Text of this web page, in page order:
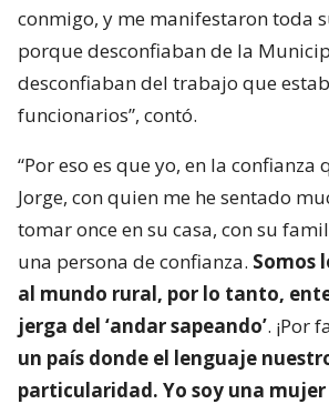
conmigo, y me manifestaron toda
porque desconfiaban de la
desconfiaban del trabajo que
funcionarios”, contó.
“Por eso es que yo, en la confianza
Jorge, con quien me he sentado
tomar once en su casa, con su
una persona de confianza. Somos
al mundo rural, por lo tanto,
jerga del ‘andar sapeando’. ¡Por
un país donde el lenguaje
particularidad. Yo soy una